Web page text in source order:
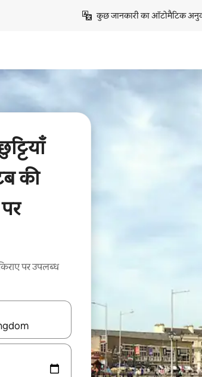
कुछ जानकारी का ऑटोमैटिक
की
पर उपलब्ध
की' का इस्तेमाल करके नेविगेट करें या टच या फिर स्वाइप